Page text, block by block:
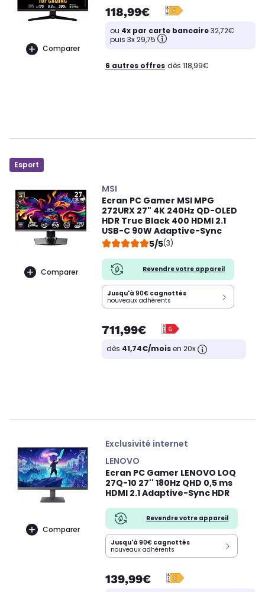
Comparer
118,99€
ou 4x par carte bancaire32,72€
puis 3x 29,75
6 autres offres dès 118,99€
Esport
Comparer
MSI
Ecran PC Gamer MSI MPG
272URX 27" 4K 240Hz QD-OLED
HDR True Black 400 HDMI 2.1
USB-C 90W Adaptive-Sync
5/5(3)
Revendre votre appareil
Jusqu'à 90€ cagnottés
nouveaux adhérents
711,99€
dès 41,74€/moisen 20x
Comparer
Exclusivité internet
LENOVO
Ecran PC Gamer LENOVO LOQ
27Q-10 27'' 180Hz QHD 0,5 ms
HDMI 2.1 Adaptive-Sync HDR
Revendre votre appareil
Jusqu'à 90€ cagnottés
nouveaux adhérents
139,99€